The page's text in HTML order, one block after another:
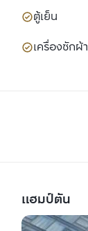
ตู้เย็น
เครื่องซักผ้า
แฮมป์ตัน